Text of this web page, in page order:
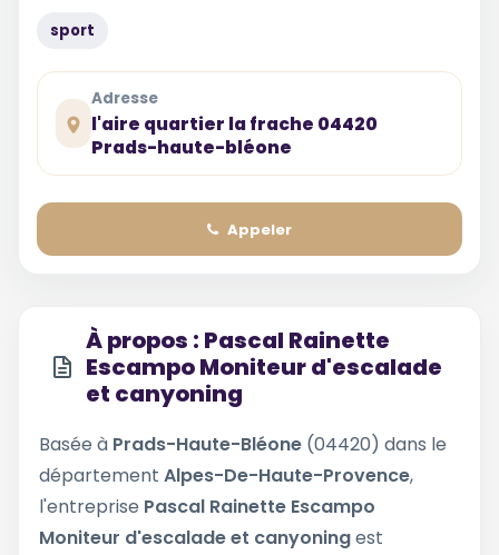
sport
Adresse
l'aire quartier la frache 04420
Prads-haute-bléone
Appeler
À propos : Pascal Rainette
Escampo Moniteur d'escalade
et canyoning
Basée à Prads-Haute-Bléone (04420) dans le
département Alpes-De-Haute-Provence,
l'entreprise Pascal Rainette Escampo
Moniteur d'escalade et canyoningest